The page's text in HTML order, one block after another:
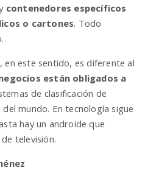
contenedores específicos
o cartones. Todo
en este sentido, es diferente al
están obligados a
de clasificación de
mundo. En tecnología sigue
hay un androide que
televisión.